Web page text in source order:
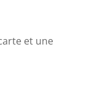
et une